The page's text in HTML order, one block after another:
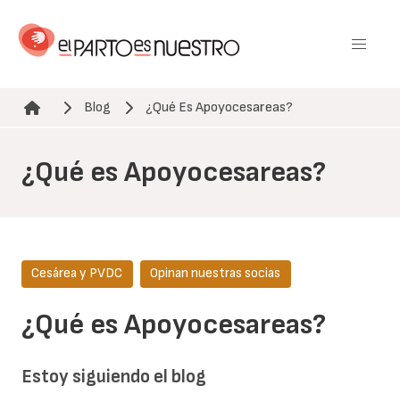
contenido
Ruta de navegación
Blog ¿Qué Es Apoyocesareas?
¿Qué es Apoyocesareas?
¿Qué es Apoyocesareas?
Cesárea y PVDC Opinan nuestras socias
Estoy siguiendo el blog